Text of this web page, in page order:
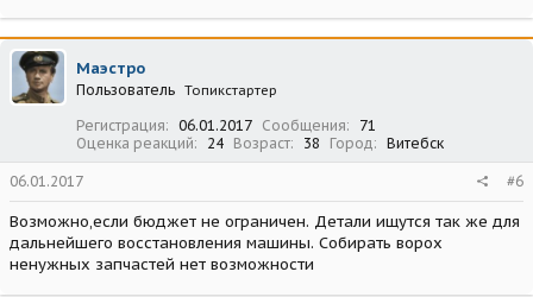
Маэстро
Пользователь Топикстартер
Регистрация 06.01.2017 Сообщения
71
Оценка реакций
24 Возраст 38 Город Витебск
06.01.2017 #6
Возможно,если бюджет не ограничен. Детали ищутся так же для
дальнейшего восстановления машины. Собирать ворох
ненужных запчастей нет возможности